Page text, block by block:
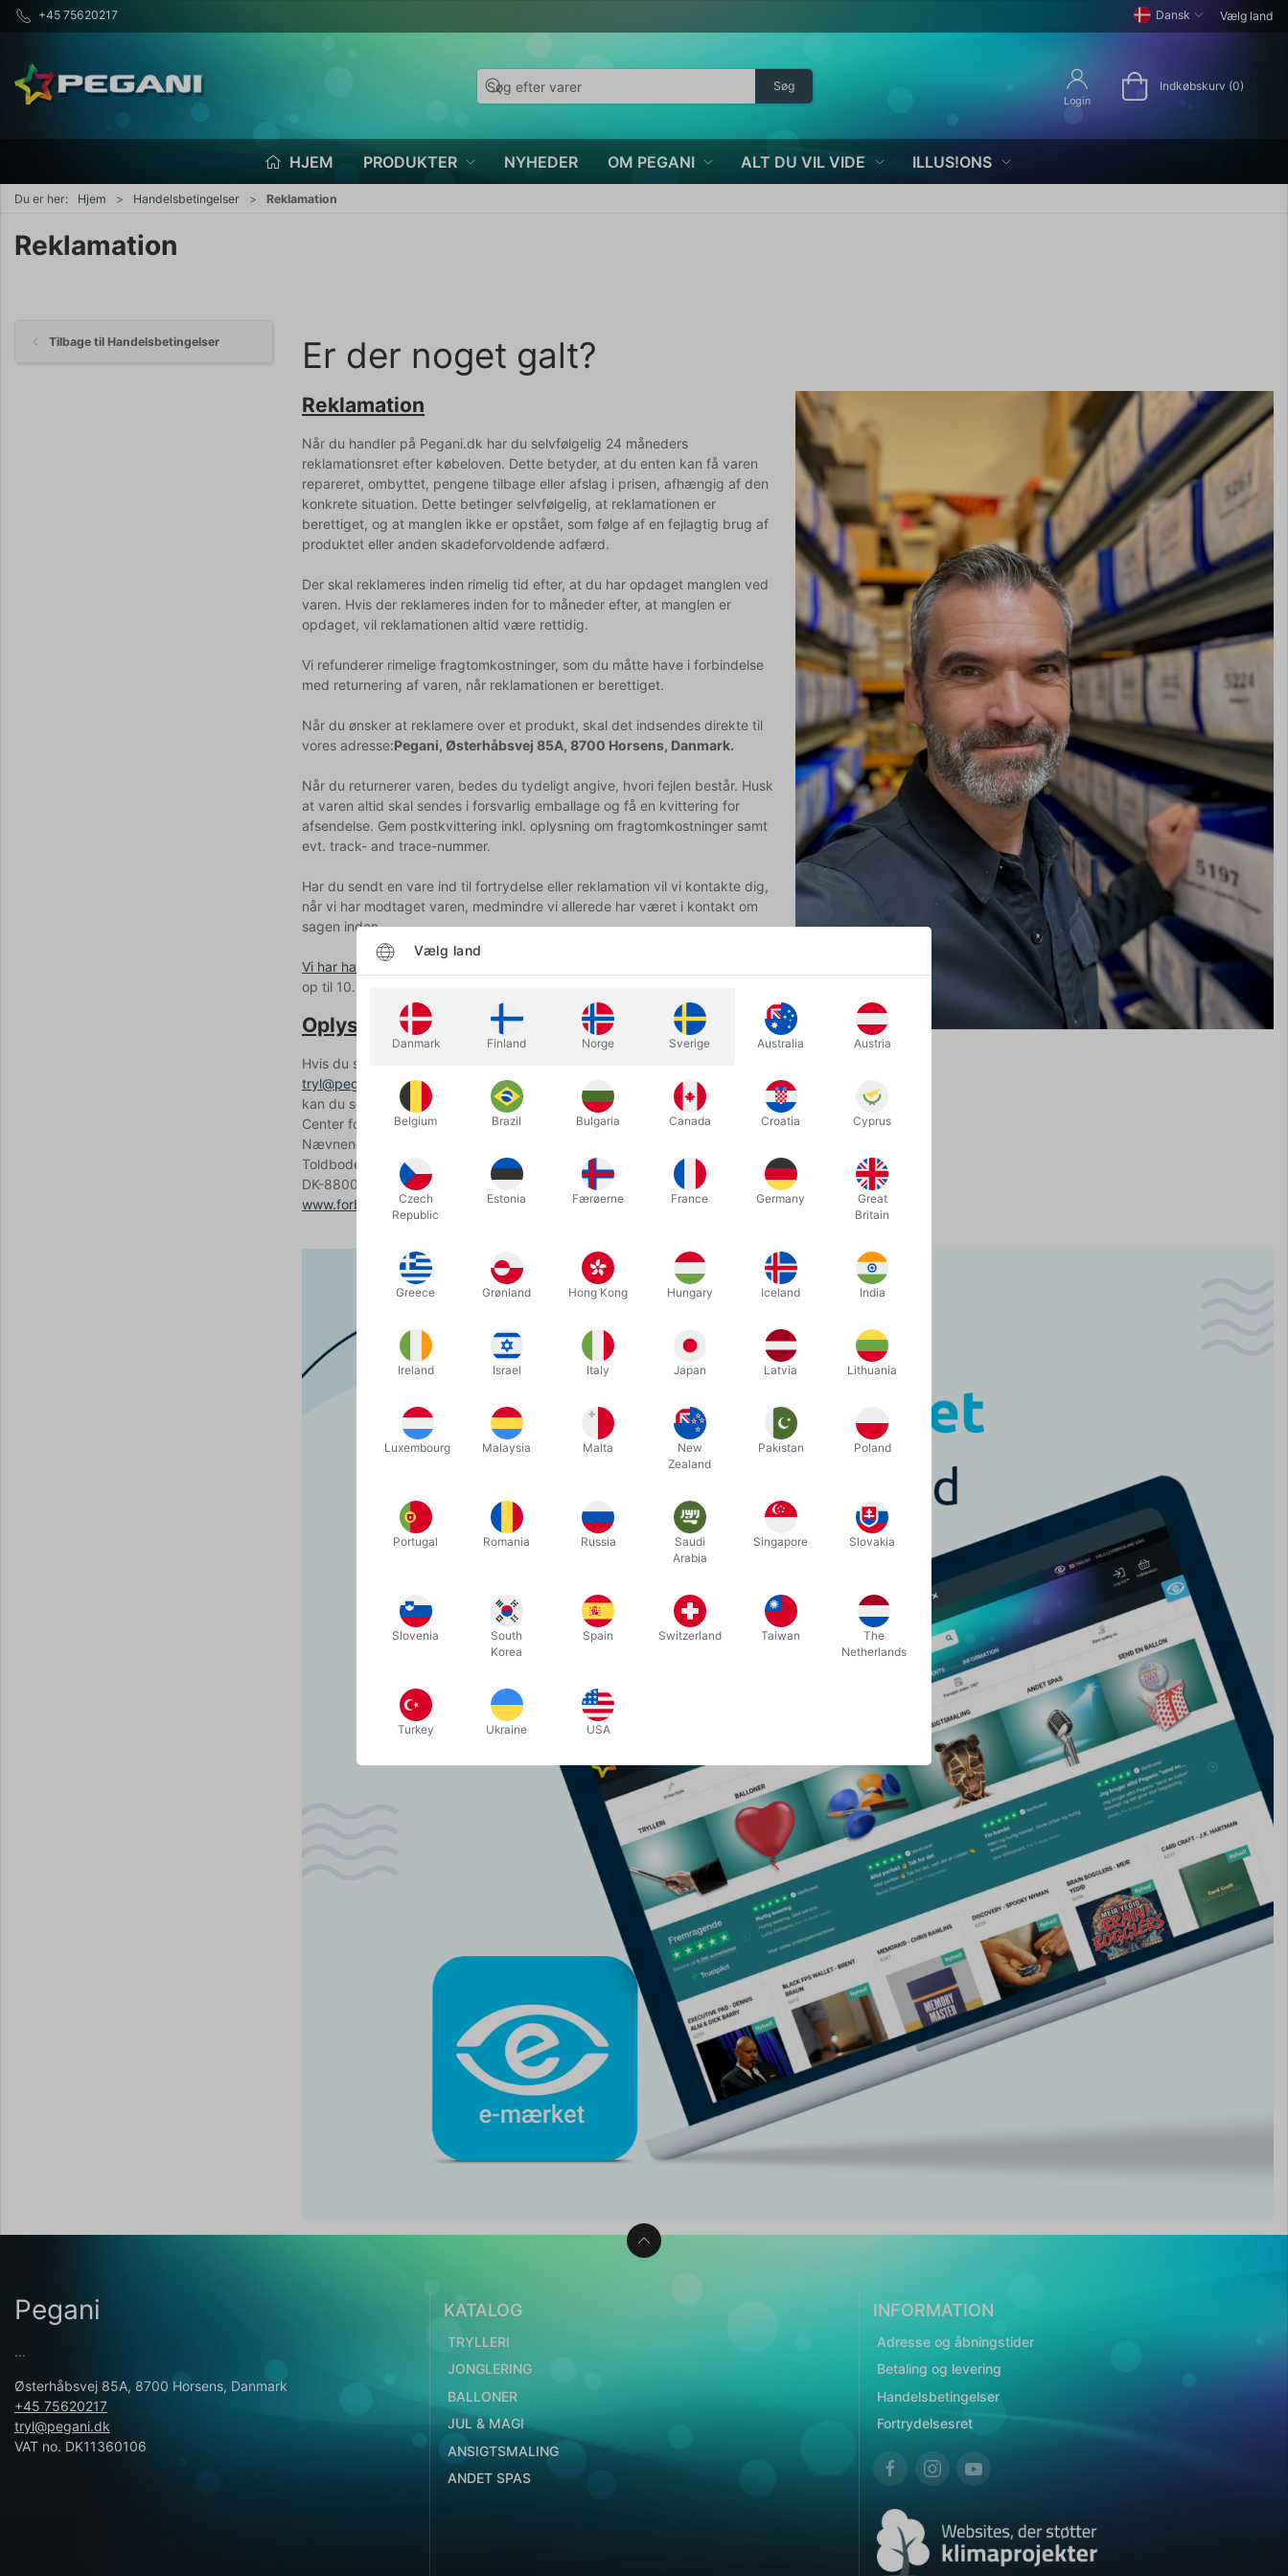
+45 75620217 Dansk Vælg land
Søg
Login
Indkøbskurv (0)
HJEM PRODUKTER NYHEDER OM PEGANI ALT DU VIL VIDE ILLUS!ONS
Du er her: Hjem Handelsbetingelser Reklamation
Reklamation
Tilbage til Handelsbetingelser Er der noget galt?
Reklamation
Når du handler på Pegani.dk har du selvfølgelig 24 måneders
reklamationsret efter købeloven. Dette betyder, at du enten kan få varen
repareret, ombyttet, pengene tilbage eller afslag i prisen, afhængig af den
konkrete situation. Dette betinger selvfølgelig, at reklamationen er
berettiget, og at manglen ikke er opstået, som følge af en fejlagtig brug af
produktet eller anden skadeforvoldende adfærd.
Der skal reklameres inden rimelig tid efter, at du har opdaget manglen ved
varen. Hvis der reklameres inden for to måneder efter, at manglen er
opdaget, vil reklamationen altid være rettidig.
Vi refunderer rimelige fragtomkostninger, som du måtte have i forbindelse
med returnering af varen, når reklamationen er berettiget.
Når du ønsker at reklamere over et produkt, skal det indsendes direkte til
vores adresse:Pegani, Østerhåbsvej 85A, 8700 Horsens, Danmark.
Når du returnerer varen, bedes du tydeligt angive, hvori fejlen består. Husk
at varen altid skal sendes i forsvarlig emballage og få en kvittering for
afsendelse. Gem postkvittering inkl. oplysning om fragtomkostninger samt
evt. track- and trace-nummer.
Har du sendt en vare ind til fortrydelse eller reklamation vil vi kontakte dig,
når vi har modtaget varen, medmindre vi allerede har været i kontakt om
sagen inden.
Vi har haft e-mærket siden 2010
op til 10.000 kroner. Men det har vi nu aldrig oplevet et behov for.
Oplysning om klagemuligheder
Hvis du som forbruger vil klage over dit køb, bedes du kontakte os på
tryl@pegani.dk
. Hvis det mod forventning ikke lykkes os at finde en løsning,
kan du sende en klage til centret for behandling af klager på:
Center for Klageløsning
Nævnenes Hus
Toldboden 2
DK-8800 Viborg
www.forbrug.dk
Pegani
...
Østerhåbsvej 85A, 8700 Horsens, Danmark
+45 75620217
tryl@pegani.dk
VAT no. DK11360106
KATALOG
TRYLLERI
JONGLERING
BALLONER
JUL & MAGI
ANSIGTSMALING
ANDET SPAS
INFORMATION
Adresse og åbningstider
Betaling og levering
Handelsbetingelser
Fortrydelsesret
Vælg land
Danmark Finland Norge Sverige Australia Austria
Belgium Brazil Bulgaria Canada Croatia Cyprus
Czech
Republic
Estonia Færøerne France Germany
Great
Britain
Greece Grønland Hong Kong Hungary Iceland India
Ireland Israel Italy Japan Latvia Lithuania
Luxembourg Malaysia Malta
New
Zealand
Pakistan Poland
Portugal Romania Russia
Saudi
Arabia
Singapore Slovakia
Slovenia
South
Korea
Spain Switzerland Taiwan
The
Netherlands
Turkey Ukraine USA